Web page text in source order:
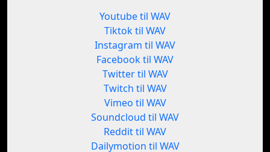
Youtube til WAV
Tiktok til WAV
Instagram til WAV
Facebook til WAV
Twitter til WAV
Twitch til WAV
Vimeo til WAV
Soundcloud til WAV
Reddit til WAV
Dailymotion til WAV